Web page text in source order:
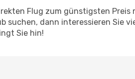
Flug zum günstigsten
suchen, dann interessieren Sie
Sie hin!